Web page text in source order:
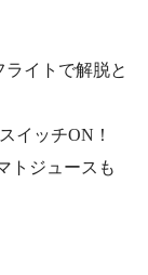
イトで解脱と
イッチON！
トジュースも